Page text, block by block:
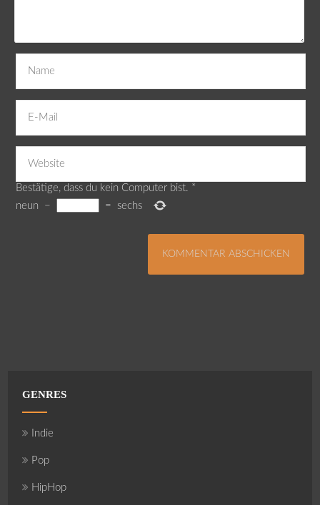
Bestätige, dass du kein Computer bist. *
neun
− = sechs
GENRES
Indie
Pop
HipHop